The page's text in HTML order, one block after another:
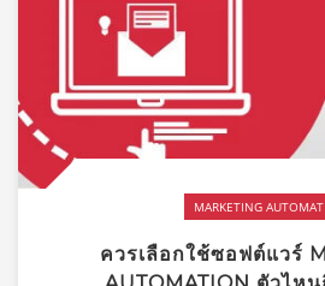
MARKETING
ควรเลือกใช้ซอฟต์แวร์